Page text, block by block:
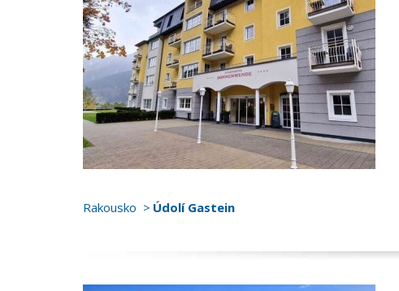
Rakousko Údolí Gastein